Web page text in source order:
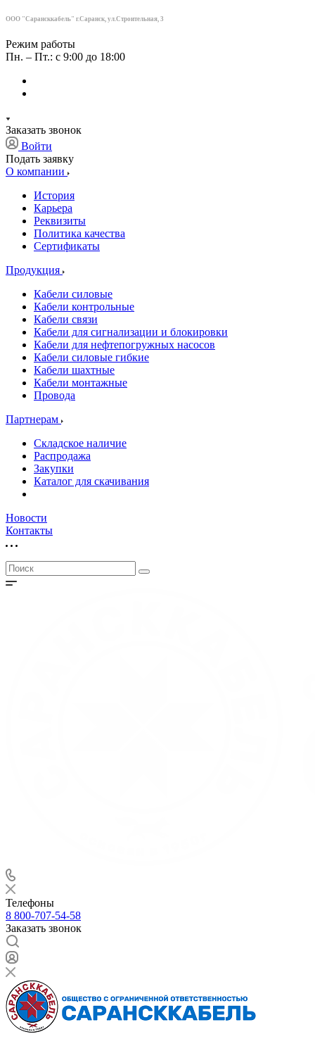
ООО "Сарансккабель" г.Саранск, ул.Строительная, 3
Режим работы
Пн. – Пт.: с 9:00 до 18:00
Заказать звонок
Войти
Подать заявку
О компании
История
Карьера
Реквизиты
Политика качества
Сертификаты
Продукция
Кабели силовые
Кабели контрольные
Кабели связи
Кабели для сигнализации и блокировки
Кабели для нефтепогружных насосов
Кабели силовые гибкие
Кабели шахтные
Кабели монтажные
Провода
Партнерам
Складское наличие
Распродажа
Закупки
Каталог для скачивания
Новости
Контакты
Телефоны
8 800-707-54-58
Заказать звонок